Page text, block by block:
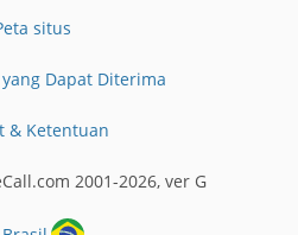
situs
Dapat Diterima
& Ketentuan
2001-2026, ver G